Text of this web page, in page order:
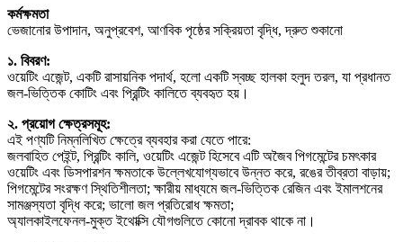
কর্মক্ষমতা
ভেজানোর উপাদান, অনুপ্রবেশ, আণবিক পৃষ্ঠের সক্রিয়তা বৃদ্ধি, দ্রুত শুকানো
১. বিবরণ:
ওয়েটিং এজেন্ট, একটি রাসায়নিক পদার্থ, হলো একটি স্বচ্ছ হালকা হলুদ তরল, যা প্রধানত
জল-ভিত্তিক কোটিং এবং প্রিন্টিং কালিতে ব্যবহৃত হয়।
২. প্রয়োগ ক্ষেত্রসমূহ:
এই পণ্যটি নিম্নলিখিত ক্ষেত্রে ব্যবহার করা যেতে পারে:
জলবাহিত পেইন্ট, প্রিন্টিং কালি, ওয়েটিং এজেন্ট হিসেবে এটি অজৈব পিগমেন্টের চমৎকার
ওয়েটিং এবং ডিসপারশন ক্ষমতাকে উল্লেখযোগ্যভাবে উন্নত করে, রঙের তীব্রতা বাড়ায়;
পিগমেন্টের সংরক্ষণ স্থিতিশীলতা; ক্ষারীয় মাধ্যমে জল-ভিত্তিক রেজিন এবং ইমালশনের
সামঞ্জস্যতা বৃদ্ধি করে; ভালো জল প্রতিরোধ ক্ষমতা;
অ্যালকাইলফেনল-মুক্ত ইথোক্সি যৌগগুলিতে কোনো দ্রাবক থাকে না।